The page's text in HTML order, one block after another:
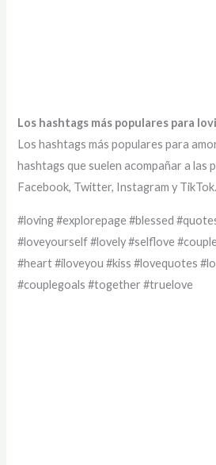
Los hashtags más populares para
Los hashtags más populares para
hashtags que suelen acompañar a las
Facebook, Twitter, Instagram y TikTok.
#loving #explorepage #blessed
#loveyourself #lovely #selflove
#heart #iloveyou #kiss #lovequotes
#couplegoals #together #truelove